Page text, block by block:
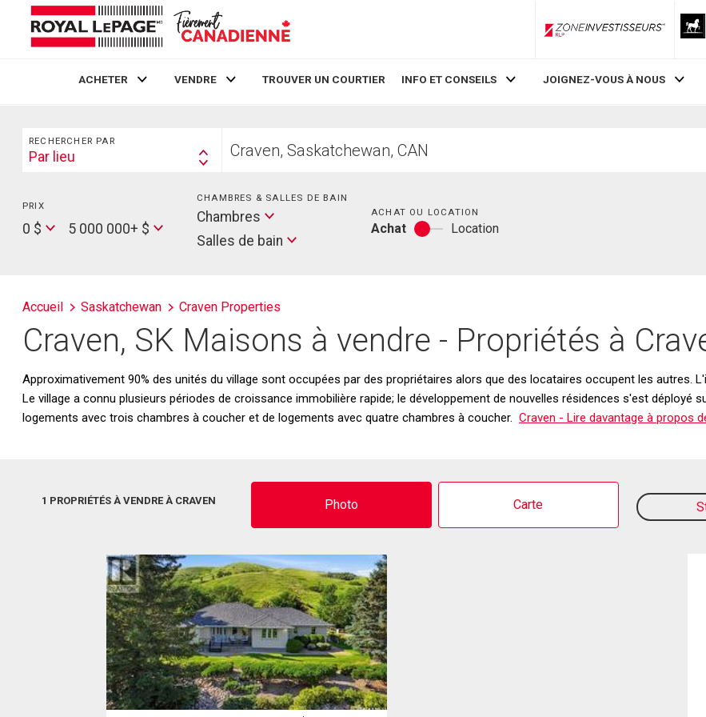
ZoneInvestisseurs
ACHETER VENDRE TROUVER UN COURTIER INFO ET CONSEILS JOIGNEZ-VOUS À NOUS
Rechercher
RECHERCHER PAR
Search
Par lieu
votre
PRIX
Price
0 $
Max
5 000 000+ $
CHAMBRES & SALLES DE BAIN
Chambres
bain
Salles de bain
ACHAT OU LOCATION
Achat
Achat
Location
Accueil Saskatchewan Craven Properties
Craven, SK Maisons à vendre - Propriétés à
Approximativement 90% des unités du village sont occupées par des propriétaires alors que des locataires occupent les autres.
Le village a connu plusieurs périodes de croissance immobilière rapide; le développement de nouvelles résidences s'est déployé
logements avec trois chambres à coucher et de logements avec quatre chambres à coucher. Craven - Lire davantage à propos
1 PROPRIÉTÉS À VENDRE À CRAVEN Photo Carte